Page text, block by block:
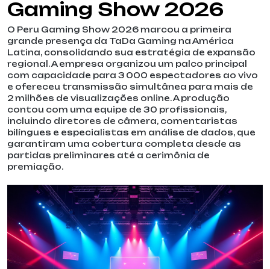
Gaming Show 2026
O Peru Gaming Show 2026 marcou a primeira
grande presença da TaDa Gaming na América
Latina, consolidando sua estratégia de expansão
regional. A empresa organizou um palco principal
com capacidade para 3 000 espectadores ao vivo
e ofereceu transmissão simultânea para mais de
2 milhões de visualizações online. A produção
contou com uma equipe de 30 profissionais,
incluindo diretores de câmera, comentaristas
bilíngues e especialistas em análise de dados, que
garantiram uma cobertura completa desde as
partidas preliminares até a cerimônia de
premiação.